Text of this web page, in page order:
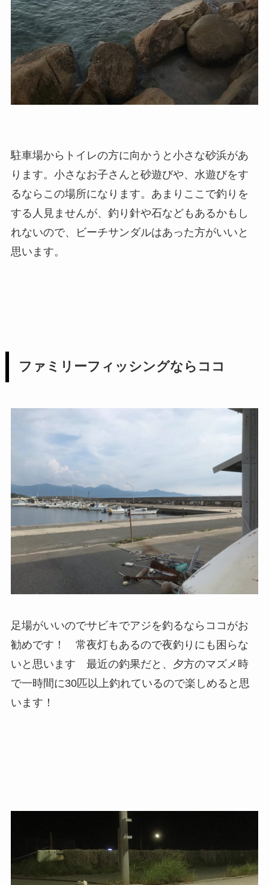
駐車場からトイレの方に向かうと小さな砂浜があ
ります。小さなお子さんと砂遊びや、水遊びをす
るならこの場所になります。あまりここで釣りを
する人見ませんが、釣り針や石などもあるかもし
れないので、ビーチサンダルはあった方がいいと
思います。
ファミリーフィッシングならココ
足場がいいのでサビキでアジを釣るならココがお
勧めです！ 常夜灯もあるので夜釣りにも困らな
いと思います 最近の釣果だと、夕方のマズメ時
で一時間に30匹以上釣れているので楽しめると思
います！